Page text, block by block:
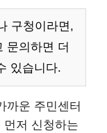
구청이라면,
문의하면 더
있습니다.
까운 주민센터
저 신청하는